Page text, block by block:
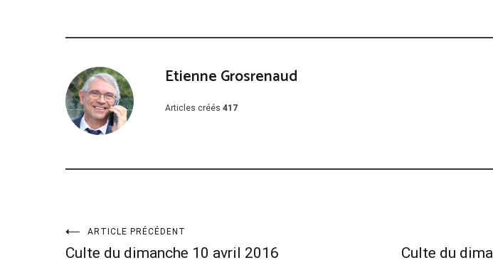
Etienne Grosrenaud
Articles créés 417
Navigation
ARTICLE PRÉCÉDENT
Culte du dimanche 10 avril 2016 Culte du